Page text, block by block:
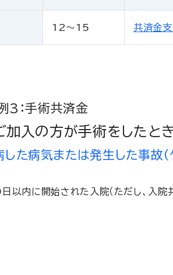
12～15 共済金
3：手術共済金
加入の方が手術をしたと
た病気または発生した事故（
に開始された入院（ただし、